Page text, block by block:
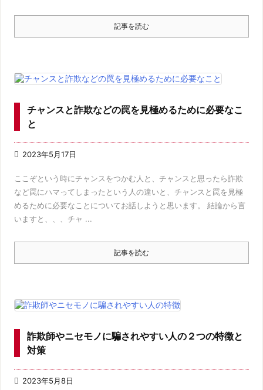
記事を読む
チャンスと詐欺などの罠を見極めるために必要なこ
と
 2023年5月17日
ここぞという時にチャンスをつかむ人と、チャンスと思ったら詐欺
など罠にハマってしまったという人の違いと、チャンスと罠を見極
めるために必要なことについてお話しようと思います。 結論から言
いますと、、、チャ ...
記事を読む
詐欺師やニセモノに騙されやすい人の２つの特徴と
対策
 2023年5月8日